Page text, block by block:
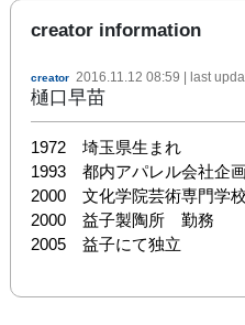
creator information
creator 2016.11.12 08:59 | last
樋口早苗
1972　埼玉県生まれ
1993　都内アパレル会社企
2000　文化学院芸術専門学
2000　益子製陶所　勤務
2005　益子にて独立